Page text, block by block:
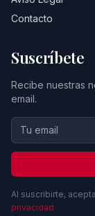
Contacto
Suscríbete
Recibe nuestras
email.
Al suscribirte,
privacidad